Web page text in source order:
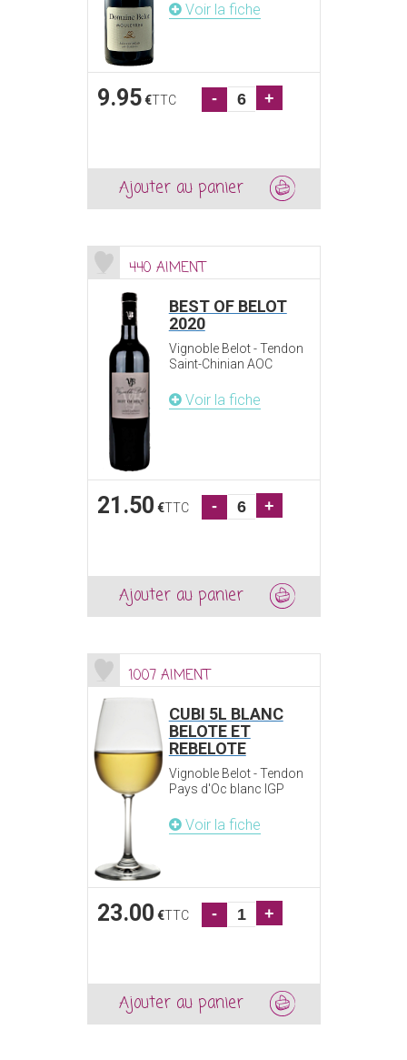
Voir la fiche
9.95 €TTC - +
Ajouter au panier
440 AIMENT
BEST OF BELOT
2020
Vignoble Belot - Tendon
Saint-Chinian AOC
Voir la fiche
21.50 €TTC - +
Ajouter au panier
1007 AIMENT
CUBI 5L BLANC
BELOTE ET
REBELOTE
Vignoble Belot - Tendon
Pays d'Oc blanc IGP
Voir la fiche
23.00 €TTC - +
Ajouter au panier